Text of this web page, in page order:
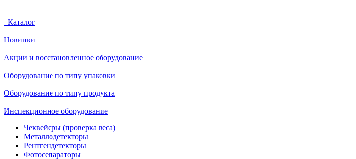
Каталог
Новинки
Акции и восстановленное оборудование
Оборудование по типу упаковки
Оборудование по типу продукта
Инспекционное оборудование
Чеквейеры (проверка веса)
Металлодетекторы
Рентгендетекторы
Фотосепараторы